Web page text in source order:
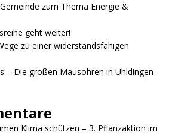
zum Thema Energie &
geht weiter!
zu einer widerstandsfähigen
– Die großen Mausohren in Uhldingen-
Klima schützen – 3. Pflanzaktion im